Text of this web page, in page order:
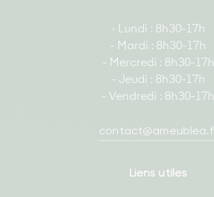
- Lundi : 8h30-17h
- Mardi : 8h30-17h
- Mercredi : 8h30-17h
- Jeudi : 8h30-17h
- Vendredi : 8h30-17h
Liens utiles